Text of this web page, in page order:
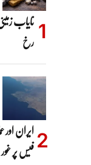
نایاب
رخ
فیس پر غور